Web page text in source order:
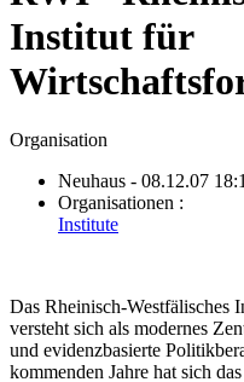
Institut für
Organisation
Neuhaus - 08.12.07
Organisationen :
Institute
Das Rheinisch-Westfälisches
versteht sich als modernes
und evidenzbasierte
kommenden Jahre hat sich